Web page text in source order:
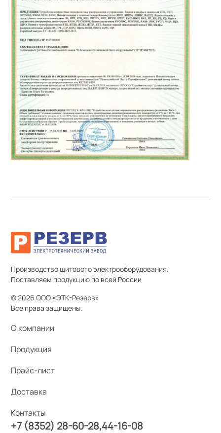
Производство щитового электрооборудования.
Поставляем продукцию по всей России
© 2026 ООО «ЭТК-Резерв»
Все права защищены.
О компании
Продукция
Прайс-лист
Доставка
Контакты
+7 (8352) 28-60-28 44-16-08